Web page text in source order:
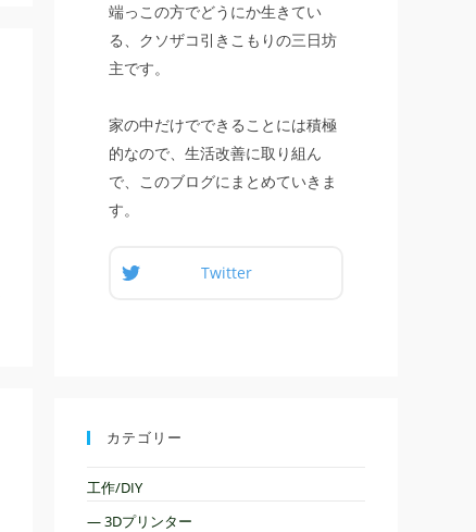
端っこの方でどうにか生きてい
る、クソザコ引きこもりの三日坊
主です。
家の中だけでできることには積極
的なので、生活改善に取り組ん
で、このブログにまとめていきま
す。
Twitter
カテゴリー
工作/DIY
— 3Dプリンター